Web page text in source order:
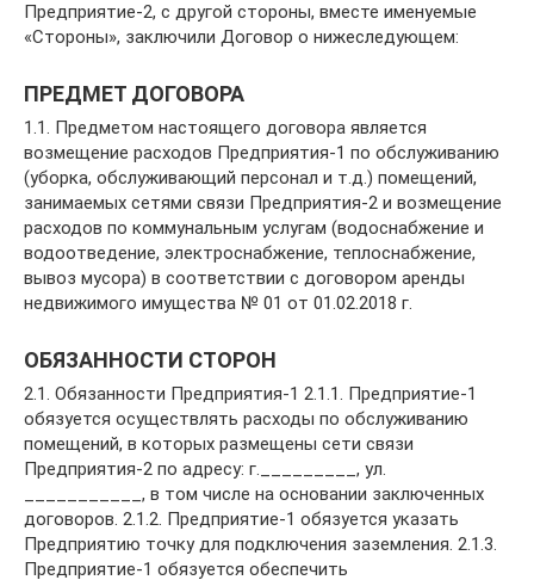
Предприятие-2, с другой стороны, вместе именуемые
«Стороны», заключили Договор о нижеследующем:
ПРЕДМЕТ ДОГОВОРА
1.1. Предметом настоящего договора является
возмещение расходов Предприятия-1 по обслуживанию
(уборка, обслуживающий персонал и т.д.) помещений,
занимаемых сетями связи Предприятия-2 и возмещение
расходов по коммунальным услугам (водоснабжение и
водоотведение, электроснабжение, теплоснабжение,
вывоз мусора) в соответствии с договором аренды
недвижимого имущества № 01 от 01.02.2018 г.
ОБЯЗАННОСТИ СТОРОН
2.1. Обязанности Предприятия-1 2.1.1. Предприятие-1
обязуется осуществлять расходы по обслуживанию
помещений, в которых размещены сети связи
Предприятия-2 по адресу: г._________, ул.
___________, в том числе на основании заключенных
договоров. 2.1.2. Предприятие-1 обязуется указать
Предприятию точку для подключения заземления. 2.1.3.
Предприятие-1 обязуется обеспечить